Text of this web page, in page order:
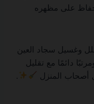
على مظهره
وغسيل سجاد العين
دائمًا مع تقليل
أصحاب المنزل
.